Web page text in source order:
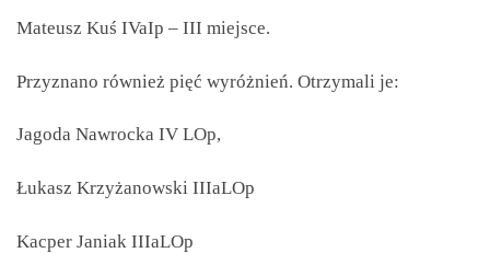
Mateusz Kuś IVaIp – III miejsce.
Przyznano również pięć wyróżnień. Otrzymali je:
Jagoda Nawrocka IV LOp,
Łukasz Krzyżanowski IIIaLOp
Kacper Janiak IIIaLOp